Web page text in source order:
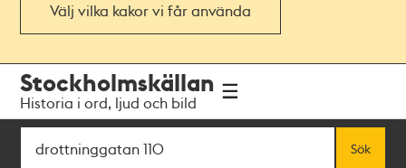
Välj vilka kakor vi får använda
navigationen
huvudinnehållet
Stockholmskällan
Historia i ord, ljud och bild
Sök
Sök